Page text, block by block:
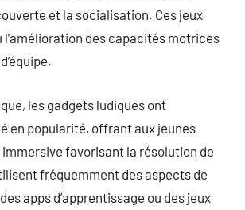
et la socialisation. Ces jeux
l’amélioration des capacités motrices
les gadgets ludiques ont
en popularité, offrant aux jeunes
favorisant la résolution de
fréquemment des aspects de
apps d’apprentissage ou des jeux